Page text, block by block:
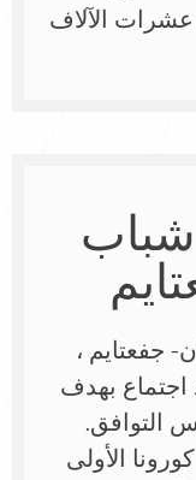
عشرات الآلاف
شباب
جفعتايم ،
اجتماع بهدف
التوافق.
الأولى